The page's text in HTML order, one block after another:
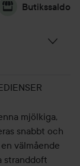
Butikssaldo
mjölkiga,
snabbt och
välmående
stranddoft